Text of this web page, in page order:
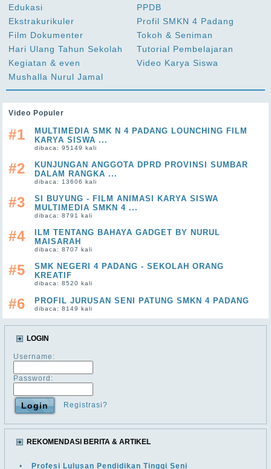
Edukasi
Ekstrakurikuler
Film Dokumenter
Hari Ulang Tahun Sekolah
Kegiatan & even
Mushalla Nurul Jamal
PPDB
Profil SMKN 4 Padang
Tokoh & Seniman
Tutorial Pembelajaran
Video Karya Siswa
Video Populer
#1
MULTIMEDIA SMK N 4 PADANG LOUNCHING FILM
KARYA SISWA ...
dibaca: 95149 kali
#2
KUNJUNGAN ANGGOTA DPRD PROVINSI SUMBAR
DALAM RANGKA ...
dibaca: 13606 kali
#3
SI BUYUNG - FILM ANIMASI KARYA SISWA
MULTIMEDIA SMKN 4 ...
dibaca: 8791 kali
#4
ILM TENTANG BAHAYA GADGET BY NURUL
MAISARAH
dibaca: 8707 kali
#5
SMK NEGERI 4 PADANG - SEKOLAH ORANG
KREATIF
dibaca: 8520 kali
#6 PROFIL JURUSAN SENI PATUNG SMKN 4 PADANG
dibaca: 8149 kali
LOGIN
Username:
Password:
Registrasi?
REKOMENDASI BERITA & ARTIKEL
• Profesi Lulusan Pendidikan Tinggi Seni